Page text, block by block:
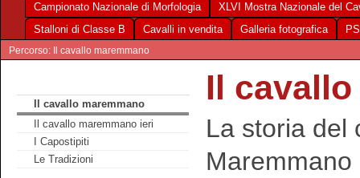
Campionato Nazionale di Morfologia
XLVI Mostra Nazionale del
Stalloni di Classe B
Cavalli in vendita Galleria fotografica
Percorso: Il cavallo maremmano
Il cavallo maremmano
Il cavallo maremmano ieri
I Capostipiti
Le Tradizioni
Il
La storia del